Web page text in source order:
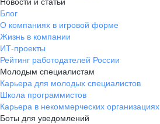
Блог
О компаниях в игровой форме
Жизнь в компании
ИТ-проекты
Рейтинг работодателей России
Молодым специалистам
Карьера для молодых специалистов
Школа программистов
Карьера в некоммерческих организациях
Боты для уведомлений